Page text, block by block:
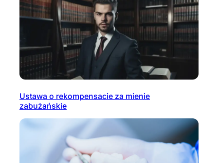
Ustawa o rekompensacie za mienie
zabużańskie